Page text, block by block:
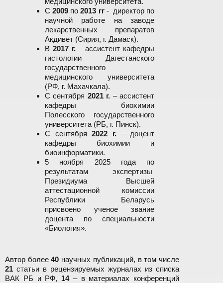
С2009 по2013 гг- директор по
научной работе на заводе
лекарственных препаратов
Акдивет (Сирия, г. Дамаск).
В 2017 г.– ассистент кафедры
гистологии Дагестанского
государственного
медицинского университета
(РФ, г. Махачкала).
С сентября 2021 г. – ассистент
кафедры биохимии
Полесского государственного
университета (РБ, г. Пинск).
С сентября2022 г.– доцент
кафедры биохимии и
биоинформатики.
5 ноября 2025 года по
результатам экспертизы
Президиума Высшей
аттестационной комиссии
Республики Беларусь
присвоено ученое звание
доцента по специальности
«Биология».
Автор более40 научных публикаций, в том числе
21 статьи в рецензируемых журналах из списка
ВАК РБ и РФ, 14– в материалах конференций